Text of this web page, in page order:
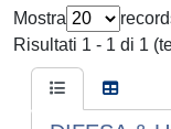
Mostra
Risultati 1 - 1 di 1